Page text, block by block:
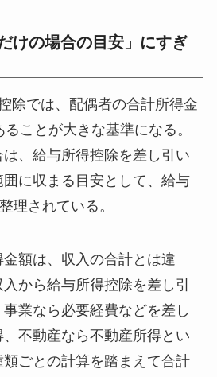
けの場合の目安」にすぎ
除では、配偶者の合計所得金
ことが大きな基準になる。
、給与所得控除を差し引い
に収まる目安として、給与
理されている。
額は、収入の合計とは違
から給与所得控除を差し引
業なら必要経費などを差し
不動産なら不動産所得とい
ごとの計算を踏まえて合計